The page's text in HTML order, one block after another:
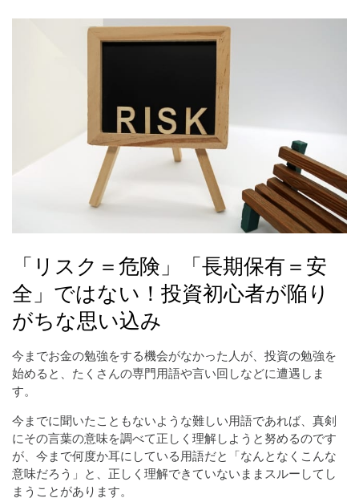
「リスク＝危険」「長期保有＝安
全」ではない！投資初心者が陥り
がちな思い込み
今までお金の勉強をする機会がなかった人が、投資の勉強を
始めると、たくさんの専門用語や言い回しなどに遭遇しま
す。
今までに聞いたこともないような難しい用語であれば、真剣
にその言葉の意味を調べて正しく理解しようと努めるのです
が、今まで何度か耳にしている用語だと「なんとなくこんな
意味だろう」と、正しく理解できていないままスルーしてし
まうことがあります。